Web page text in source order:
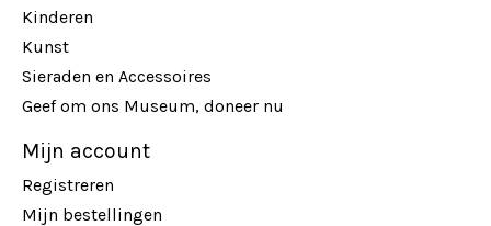
Kinderen
Kunst
Sieraden en Accessoires
Geef om ons Museum, doneer nu
Mijn account
Registreren
Mijn bestellingen